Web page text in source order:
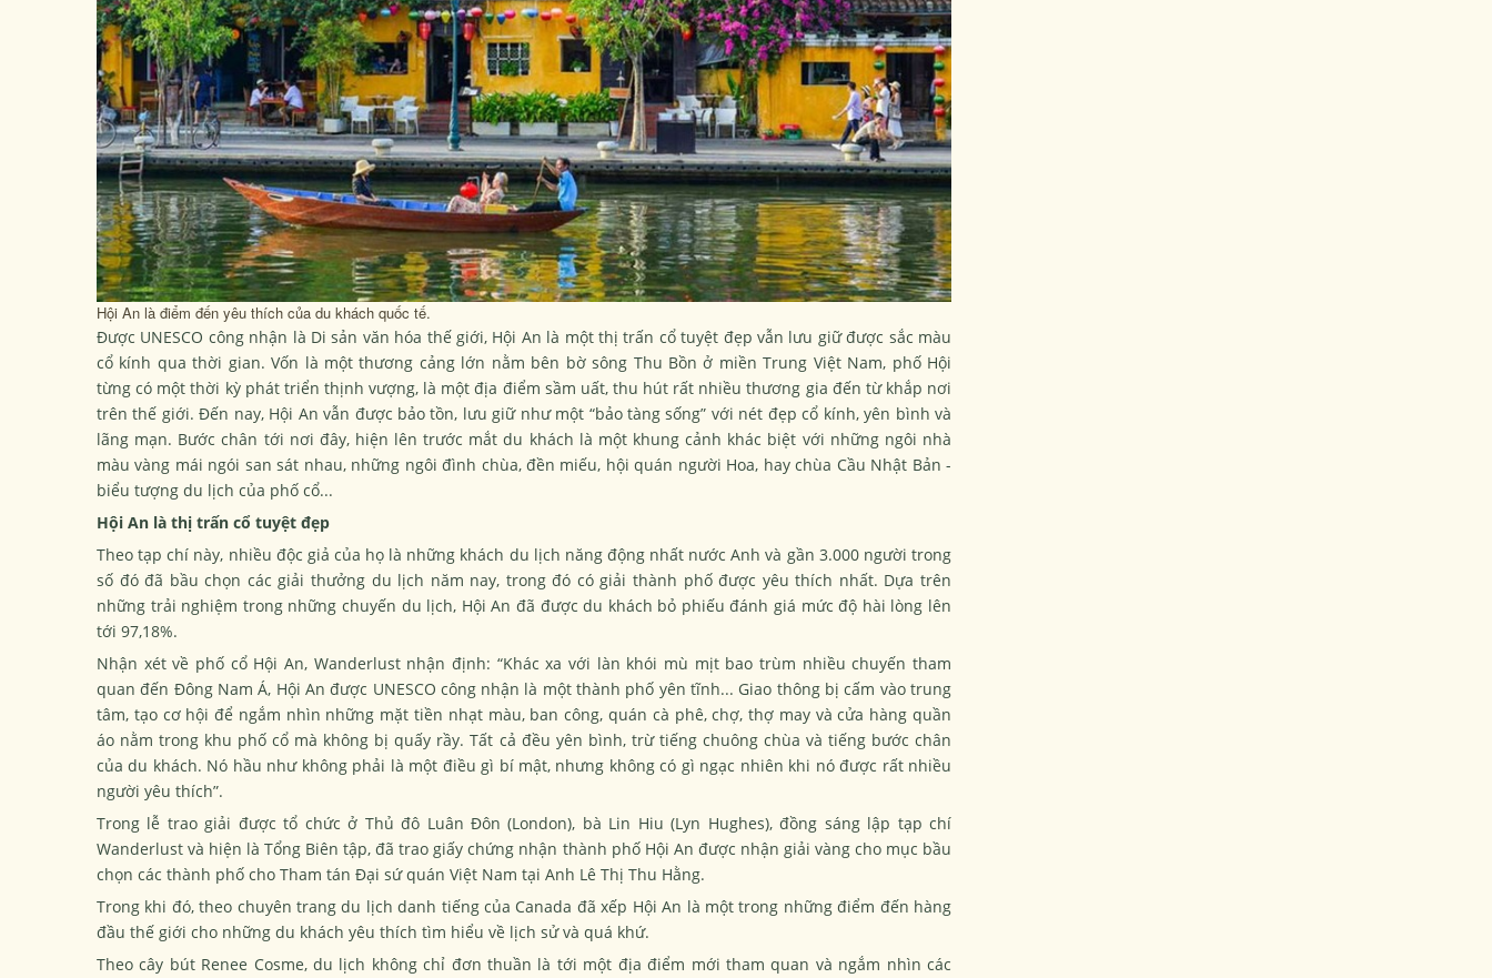
Hội An là điểm đến yêu thích của du khách quốc tế.
Được UNESCO công nhận là Di sản văn hóa thế giới, Hội An là một thị trấn cổ tuyệt đẹp vẫn lưu giữ được sắc màu
cổ kính qua thời gian. Vốn là một thương cảng lớn nằm bên bờ sông Thu Bồn ở miền Trung Việt Nam, phố Hội
từng có một thời kỳ phát triển thịnh vượng, là một địa điểm sầm uất, thu hút rất nhiều thương gia đến từ khắp nơi
trên thế giới. Đến nay, Hội An vẫn được bảo tồn, lưu giữ như một “bảo tàng sống” với nét đẹp cổ kính, yên bình và
lãng mạn. Bước chân tới nơi đây, hiện lên trước mắt du khách là một khung cảnh khác biệt với những ngôi nhà
màu vàng mái ngói san sát nhau, những ngôi đình chùa, đền miếu, hội quán người Hoa, hay chùa Cầu Nhật Bản -
biểu tượng du lịch của phố cổ...
Hội An là thị trấn cổ tuyệt đẹp
Theo tạp chí này, nhiều độc giả của họ là những khách du lịch năng động nhất nước Anh và gần 3.000 người trong
số đó đã bầu chọn các giải thưởng du lịch năm nay, trong đó có giải thành phố được yêu thích nhất. Dựa trên
những trải nghiệm trong những chuyến du lịch, Hội An đã được du khách bỏ phiếu đánh giá mức độ hài lòng lên
tới 97,18%.
Nhận xét về phố cổ Hội An, Wanderlust nhận định: “Khác xa với làn khói mù mịt bao trùm nhiều chuyến tham
quan đến Đông Nam Á, Hội An được UNESCO công nhận là một thành phố yên tĩnh... Giao thông bị cấm vào trung
tâm, tạo cơ hội để ngắm nhìn những mặt tiền nhạt màu, ban công, quán cà phê, chợ, thợ may và cửa hàng quần
áo nằm trong khu phố cổ mà không bị quấy rầy. Tất cả đều yên bình, trừ tiếng chuông chùa và tiếng bước chân
của du khách. Nó hầu như không phải là một điều gì bí mật, nhưng không có gì ngạc nhiên khi nó được rất nhiều
người yêu thích”.
Trong lễ trao giải được tổ chức ở Thủ đô Luân Đôn (London), bà Lin Hiu (Lyn Hughes), đồng sáng lập tạp chí
Wanderlust và hiện là Tổng Biên tập, đã trao giấy chứng nhận thành phố Hội An được nhận giải vàng cho mục bầu
chọn các thành phố cho Tham tán Đại sứ quán Việt Nam tại Anh Lê Thị Thu Hằng.
Trong khi đó, theo chuyên trang du lịch danh tiếng của Canada đã xếp Hội An là một trong những điểm đến hàng
đầu thế giới cho những du khách yêu thích tìm hiểu về lịch sử và quá khứ.
Theo cây bút Renee Cosme, du lịch không chỉ đơn thuần là tới một địa điểm mới tham quan và ngắm nhìn các